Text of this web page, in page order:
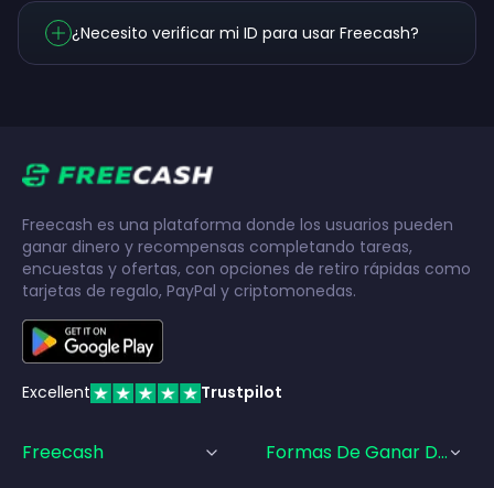
¿Necesito verificar mi ID para usar Freecash?
Freecash es una plataforma donde los usuarios pueden
ganar dinero y recompensas completando tareas,
encuestas y ofertas, con opciones de retiro rápidas como
tarjetas de regalo, PayPal y criptomonedas.
Excellent Trustpilot
Freecash Formas De Ganar Dinero